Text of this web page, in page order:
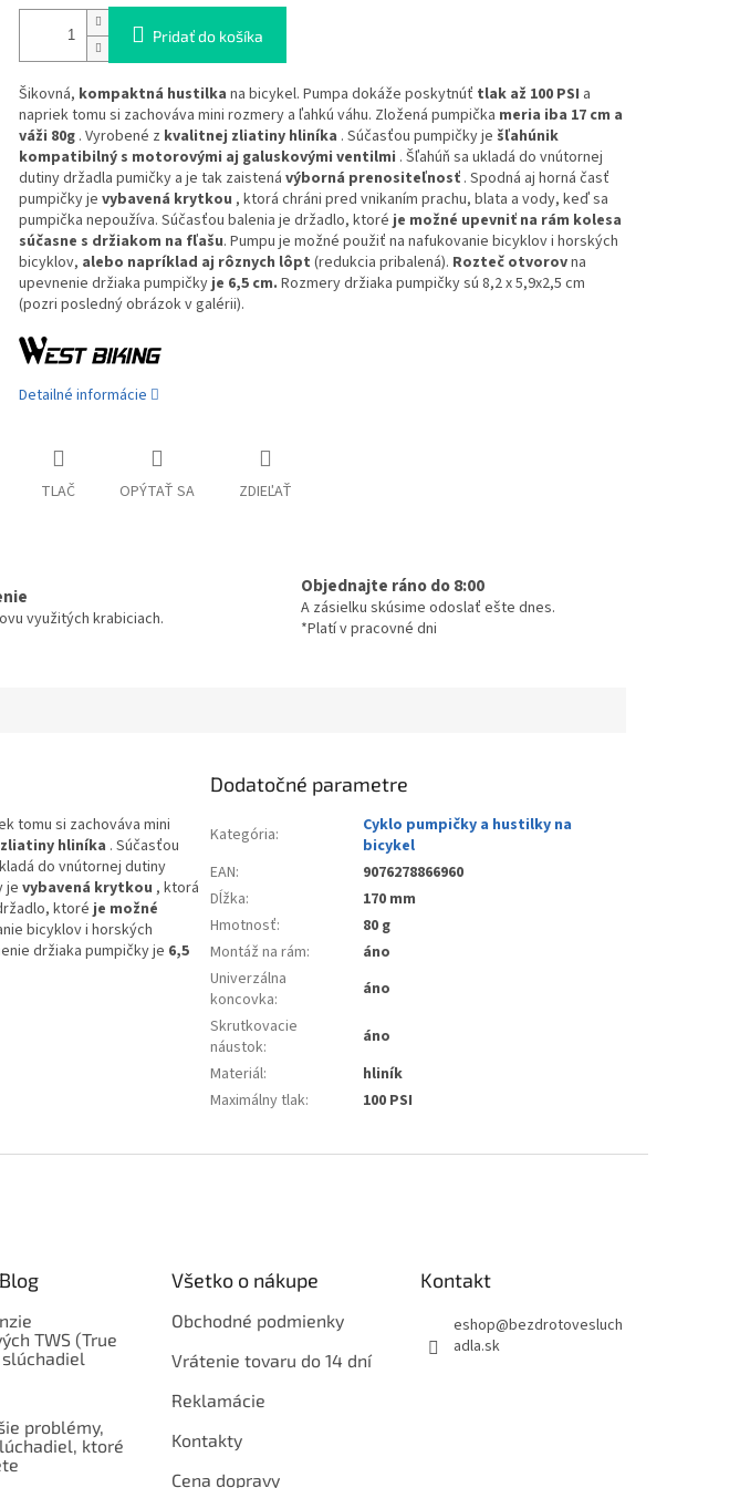
Pridať do košíka
Šikovná, kompaktná hustilka na bicykel. Pumpa dokáže poskytnúť tlak až 100 PSI a
napriek tomu si zachováva mini rozmery a ľahkú váhu. Zložená pumpička meria iba 17 cm a
váži 80g . Vyrobené z kvalitnej zliatiny hliníka . Súčasťou pumpičky je šľahúnik
kompatibilný s motorovými aj galuskovými ventilmi . Šľahúň sa ukladá do vnútornej
dutiny držadla pumičky a je tak zaistená výborná prenositeľnosť . Spodná aj horná časť
pumpičky je vybavená krytkou , ktorá chráni pred vnikaním prachu, blata a vody, keď sa
pumpička nepoužíva. Súčasťou balenia je držadlo, ktoréje možné upevniť na rám kolesa
súčasne s držiakom na fľašu. Pumpu je možné použiť na nafukovanie bicyklov i horských
bicyklov, alebo napríklad aj rôznych lôpt (redukcia pribalená). Rozteč otvorovna
upevnenie držiaka pumpičkyje 6,5 cm. Rozmery držiaka pumpičky sú 8,2 x 5,9x2,5 cm
(pozri posledný obrázok v galérii).
Detailné informácie
TLAČ OPÝTAŤ SA ZDIEĽAŤ
využitých krabiciach.
Objednajte ráno do 8:00
A zásielku skúsime odoslať ešte dnes.
*Platí v pracovné dni
tomu si zachováva mini
hliníka . Súčasťou
do vnútornej dutiny
je vybavená krytkou , ktorá
ktoréje možné
bicyklov i horských
držiaka pumpičky je 6,5
Dodatočné parametre
Kategória:
Cyklo pumpičky a hustilky na
bicykel
EAN:
9076278866960
Dĺžka:
170 mm
Hmotnosť:
80 g
Montáž na rám:
áno
Univerzálna
koncovka:
áno
Skrutkovacie
náustok:
áno
Materiál:
hliník
Maximálny tlak: 100 PSI
TWS (True
problémy,
ktoré
Všetko o nákupe
Obchodné podmienky
Vrátenie tovaru do 14 dní
Reklamácie
Kontakty
Cena dopravy
Kontakt
eshop@bezdrotovesluch
adla.sk